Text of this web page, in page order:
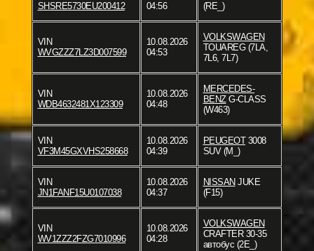
SHSRE5730EU200412
04:56
(RE_)
VIN
WVGZZZ7LZ3D007599
10.08.2026
04:53
VOLKSWAGEN
TOUAREG (7LA,
7L6, 7L7)
VIN
WDB4632481X123309
10.08.2026
04:48
MERCEDES-
BENZG-CLASS
(W463)
VIN
VF3M45GXVHS258668
10.08.2026
04:39
PEUGEOT3008
SUV (M_)
VIN
JN1FANF15U0107038
10.08.2026
04:37
NISSAN JUKE
(F15)
VIN
WV1ZZZ2FZG7010996
10.08.2026
04:28
VOLKSWAGEN
CRAFTER 30-35
автобус (2E_)